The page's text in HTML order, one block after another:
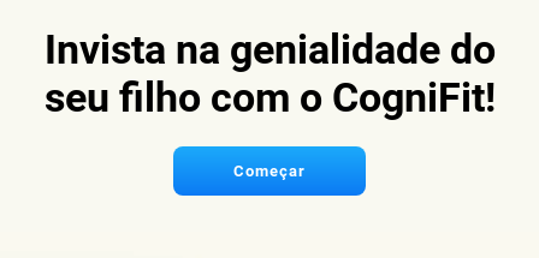
Invista na genialidade do
seu filho com o CogniFit!
Começar